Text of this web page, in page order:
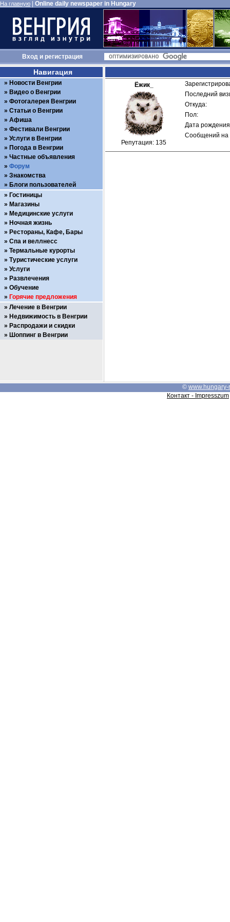
На главную Online daily newspaper in Hungary
Входи регистрация
Ёжик_
Репутация: 135
Последний
Откуда:
Пол:
Дата
Сообщений на
Навигация
Новости Венгрии
Видео о Венгрии
Фотогалерея Венгрии
Статьи о Венгрии
Афиша
Фестивали Венгрии
Услуги в Венгрии
Погода в Венгрии
Частные объявления
Форум
Знакомства
Блоги пользователей
Гостиницы
Магазины
Медицинские услуги
Ночная жизнь
Рестораны, Кафе, Бары
Спа и веллнесс
Термальные курорты
Туристические услуги
Услуги
Развлечения
Обучение
Горячие предложения
Лечение в Венгрии
Недвижимость в Венгрии
Распродажи и скидки
Шоппинг в Венгрии
© www.hungary-
Контакт - Impresszum